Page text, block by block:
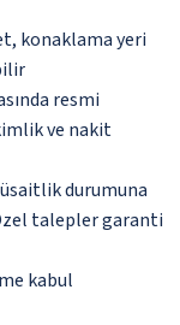
konaklama yeri
resmi
ve nakit
durumuna
talepler garanti
kabul